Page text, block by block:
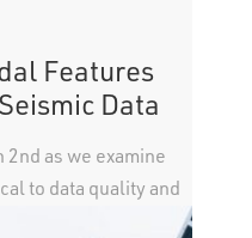
Features
Data
2nd as we examine
to data quality and
systems.